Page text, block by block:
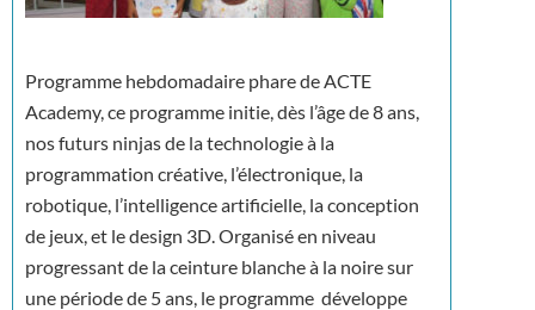
Programme hebdomadaire phare de ACTE
Academy, ce programme initie, dès l’âge de 8 ans,
nos futurs ninjas de la technologie à la
programmation créative, l’électronique, la
robotique, l’intelligence artificielle, la conception
de jeux, et le design 3D. Organisé en niveau
progressant de la ceinture blanche à la noire sur
une période de 5 ans, le programme développe